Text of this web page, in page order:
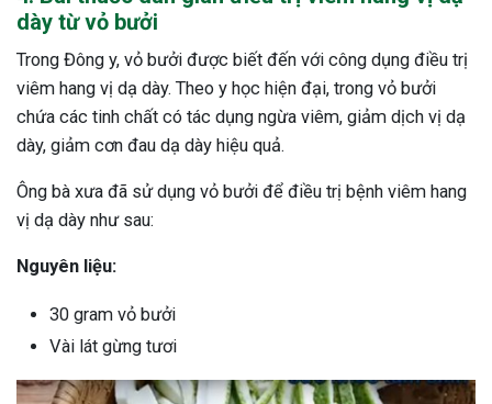
dày từ vỏ bưởi
Trong Đông y, vỏ bưởi được biết đến với công dụng điều trị
viêm hang vị dạ dày. Theo y học hiện đại, trong vỏ bưởi
chứa các tinh chất có tác dụng ngừa viêm, giảm dịch vị dạ
dày, giảm cơn đau dạ dày hiệu quả.
Ông bà xưa đã sử dụng vỏ bưởi để điều trị bệnh viêm hang
vị dạ dày như sau:
Nguyên liệu:
30 gram vỏ bưởi
Vài lát gừng tươi